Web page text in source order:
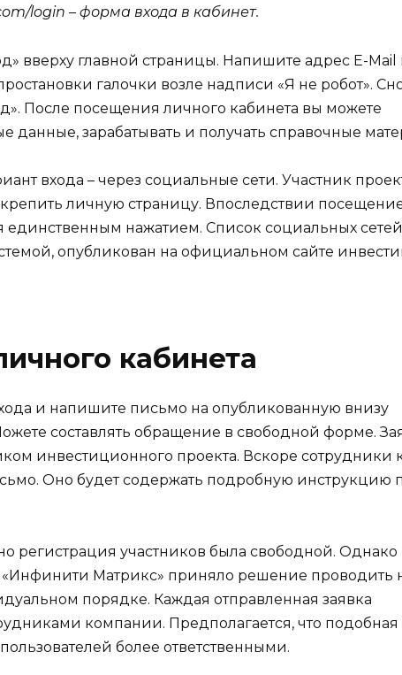
login – форма входа в кабинет.
вверху главной страницы. Напишите адрес E-Mail
галочки возле надписи «Я не робот».
После посещения личного кабинета вы можете
данные, зарабатывать и получать справочные
входа – через социальные сети. Участник
личную страницу. Впоследствии
единственным нажатием. Список социальных
опубликован на официальном сайте
кабинета
и напишите письмо на опубликованную внизу
составлять обращение в свободной форме.
инвестиционного проекта. Вскоре сотрудники
Оно будет содержать подробную инструкцию
регистрация участников была свободной. Однако
«Инфинити Матрикс» приняло решение проводить
порядке. Каждая отправленная заявка
компании. Предполагается, что подобная
более ответственными.